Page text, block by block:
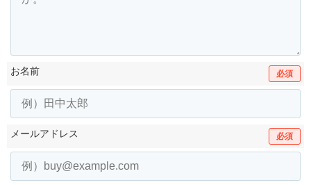
お名前 必須
メールアドレス 必須